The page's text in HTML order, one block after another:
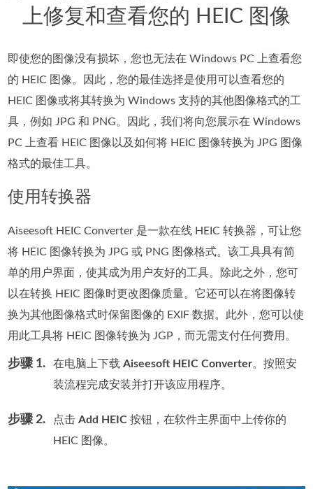
上修复和查看您的 HEIC 图像
即使您的图像没有损坏，您也无法在 Windows PC 上查看您
的 HEIC 图像。因此，您的最佳选择是使用可以查看您的
HEIC 图像或将其转换为 Windows 支持的其他图像格式的工
具，例如 JPG 和 PNG。因此，我们将向您展示在 Windows
PC 上查看 HEIC 图像以及如何将 HEIC 图像转换为 JPG 图像
格式的最佳工具。
使用转换器
Aiseesoft HEIC Converter 是一款在线 HEIC 转换器，可让您
将 HEIC 图像转换为 JPG 或 PNG 图像格式。该工具具有简
单的用户界面，使其成为用户友好的工具。除此之外，您可
以在转换 HEIC 图像时更改图像质量。它还可以在将图像转
换为其他图像格式时保留图像的 EXIF 数据。此外，您可以使
用此工具将 HEIC 图像转换为 JGP，而无需支付任何费用。
步骤 1. 在电脑上下载Aiseesoft HEIC Converter。按照安
装流程完成安装并打开该应用程序。
步骤 2. 点击Add HEIC 按钮，在软件主界面中上传你的
HEIC 图像。